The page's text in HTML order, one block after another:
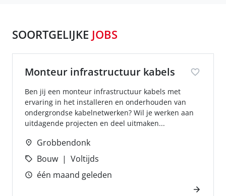
SOORTGELIJKE JOBS
Monteur infrastructuur kabels
Ben jij een monteur infrastructuur kabels met
ervaring in het installeren en onderhouden van
ondergrondse kabelnetwerken? Wil je werken aan
uitdagende projecten en deel uitmaken...
Grobbendonk
Bouw
Voltijds
één maand geleden